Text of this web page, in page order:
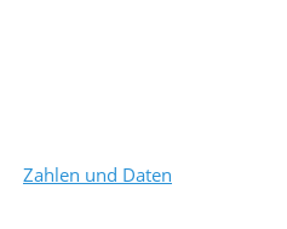
Zahlen und Daten